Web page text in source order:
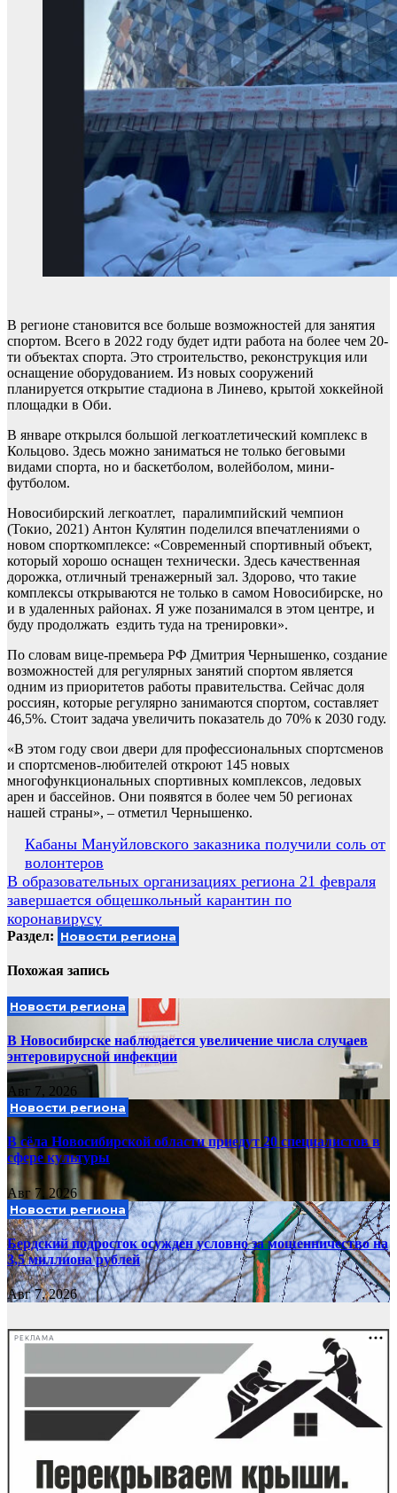
В регионе становится все больше возможностей для занятия
спортом. Всего в 2022 году будет идти работа на более чем 20-
ти объектах спорта. Это строительство, реконструкция или
оснащение оборудованием. Из новых сооружений
планируется открытие стадиона в Линево, крытой хоккейной
площадки в Оби.
В январе открылся большой легкоатлетический комплекс в
Кольцово. Здесь можно заниматься не только беговыми
видами спорта, но и баскетболом, волейболом, мини-
футболом.
Новосибирский легкоатлет, паралимпийский чемпион
(Токио, 2021) Антон Кулятин поделился впечатлениями о
новом спорткомплексе: «Современный спортивный объект,
который хорошо оснащен технически. Здесь качественная
дорожка, отличный тренажерный зал. Здорово, что такие
комплексы открываются не только в самом Новосибирске, но
и в удаленных районах. Я уже позанимался в этом центре, и
буду продолжать ездить туда на тренировки».
По словам вице-премьера РФ Дмитрия Чернышенко, создание
возможностей для регулярных занятий спортом является
одним из приоритетов работы правительства. Сейчас доля
россиян, которые регулярно занимаются спортом, составляет
46,5%. Стоит задача увеличить показатель до 70% к 2030 году.
«В этом году свои двери для профессиональных спортсменов
и спортсменов-любителей откроют 145 новых
многофункциональных спортивных комплексов, ледовых
арен и бассейнов. Они появятся в более чем 50 регионах
нашей страны», – отметил Чернышенко.
Навигация
по
записям
Кабаны Мануйловского заказника получили соль от
волонтеров
В образовательных организациях региона 21 февраля
завершается общешкольный карантин по
коронавирусу
Раздел: Новости региона
Похожая запись
Новости региона
В Новосибирске наблюдается увеличение числа случаев
энтеровирусной инфекции
Авг 7, 2026
Новости региона
В сёла Новосибирской области приедут 20 специалистов в
сфере культуры
Авг 7, 2026
Новости региона
Бердский подросток осужден условно за мошенничество на
3,5 миллиона рублей
Авг 7, 2026
РЕКЛАМА